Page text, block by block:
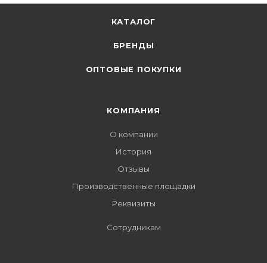
КАТАЛОГ
БРЕНДЫ
ОПТОВЫЕ ПОКУПКИ
КОМПАНИЯ
О компании
История
Отзывы
Производственные площадки
Реквизиты
Сотрудникам